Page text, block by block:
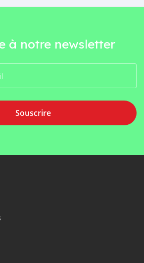
à notre newsletter
Souscrire